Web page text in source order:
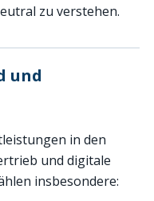
zu verstehen.
und
in den
und digitale
insbesondere: